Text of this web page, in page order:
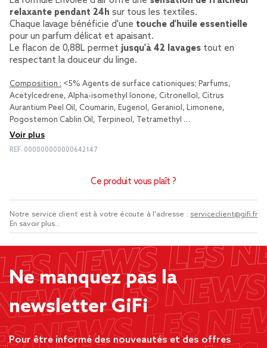
relaxante pendant 24h sur tous les textiles.
Chaque lavage bénéficie d'une touche d'huile essentielle
pour un parfum délicat et apaisant.
Le flacon de 0,88L permet jusqu'à 42 lavages tout en
respectant la douceur du linge.
Composition : <5% Agents de surface cationiques; Parfums,
Acetylcedrene, Alpha-isomethyl Ionone, Citronellol, Citrus
Aurantium Peel Oil, Coumarin, Eugenol, Geraniol, Limonene,
Pogostemon Cablin Oil, Terpineol, Tetramethyl …
Voir plus
REF. 000000000000642147
Ce produit vous plaît ?
Notre service client est à votre écoute à l'adresse : serviceclient@gifi.fr
En savoir plus...
Ne manquez pas la
newsletter GiFi
Pour être informé des nouveautés et des offres